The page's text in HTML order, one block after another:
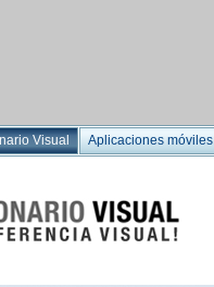
Visual Aplicaciones móviles